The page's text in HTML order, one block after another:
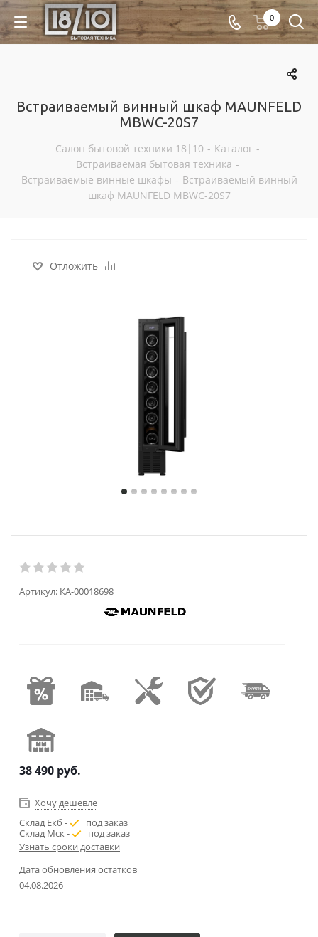
0
Встраиваемый винный шкаф MAUNFELD
MBWC-20S7
Салон бытовой техники 18|10 - Каталог -
Встраиваемая бытовая техника -
Встраиваемые винные шкафы - Встраиваемый винный
шкаф MAUNFELD MBWC-20S7
Отложить
Артикул: КА-00018698
38 490 руб.
Хочу дешевле
Склад Екб -
под заказ
Склад Мск -
под заказ
Узнать сроки доставки
Дата обновления остатков
04.08.2026